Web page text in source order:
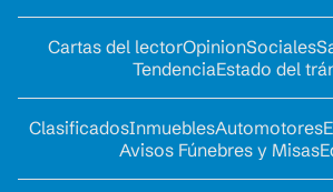
Cartas del lectorOpinionSociales
TendenciaEstado del
ClasificadosInmueblesAutomotores
Avisos Fúnebres y Misas